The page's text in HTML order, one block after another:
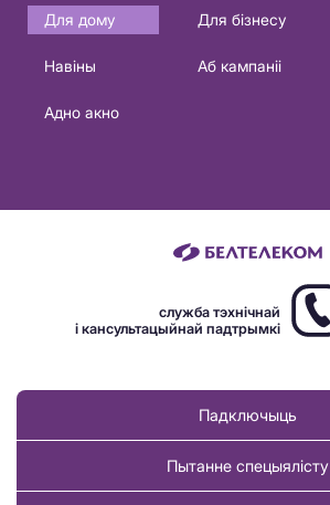
Основная
навигация
Для дому Для бізнесу
Навіны
Аб кампаніі
Адно акно
служба тэхнічнай
і кансультацыйнай падтрымкі
Падключыць
Пытанне спецыялісту